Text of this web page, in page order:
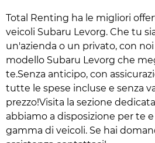
Total Renting ha le migliori
veicoli Subaru Levorg. Che tu
un'azienda o un privato, con
modello Subaru Levorg che
te.Senza anticipo, con
tutte le spese incluse e senza
prezzo!Visita la sezione
abbiamo a disposizione per te
gamma di veicoli. Se hai